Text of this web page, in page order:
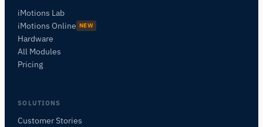
iMotions Lab
iMotions Online NEW
Hardware
All Modules
Pricing
SOLUTIONS
Customer Stories